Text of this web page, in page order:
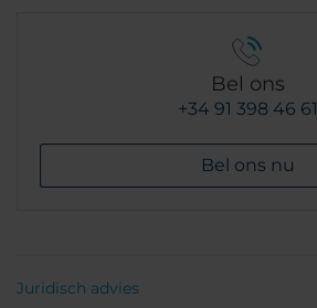
Bel ons
+34 91 398 46 61
Bel ons nu
Juridisch advies